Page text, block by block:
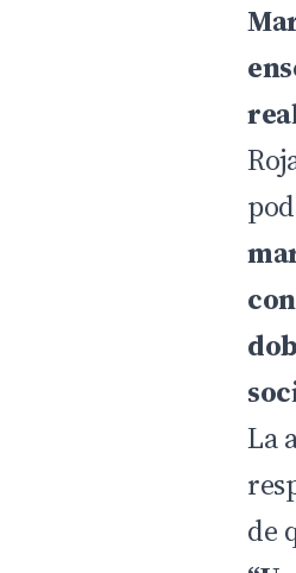
La
de